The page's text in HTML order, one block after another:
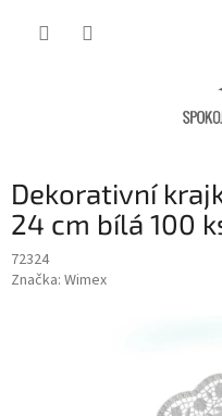
Dekorativní
24 cm bílá 100
72324
Značka: Wimex